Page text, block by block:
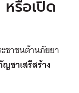
รือเปิด
ชาชนต้านภัยยา
ญชาเสรีสร้าง